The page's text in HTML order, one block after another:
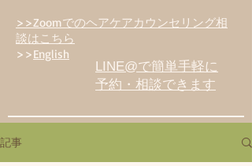
>>Zoomでのヘアケアカウンセリング相
談はこちら
>>English
LINE@で簡単手軽に
予約・相談できます
記事